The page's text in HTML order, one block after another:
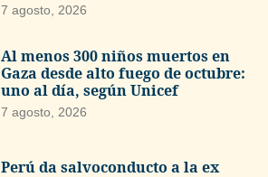
7 agosto, 2026
Al menos 300 niños muertos en
Gaza desde alto fuego de octubre:
uno al día, según Unicef
7 agosto, 2026
Perú da salvoconducto a la ex